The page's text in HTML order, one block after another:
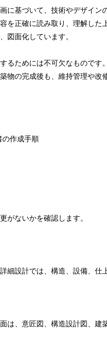
に基づいて、技術やデザイ
を正確に読み取り、理解し
図面化しています。
るためには不可欠なもので
物の完成後も、維持管理や改
がないかを確認します。
細設計では、構造、設備、仕
は、意匠図、構造設計図、建